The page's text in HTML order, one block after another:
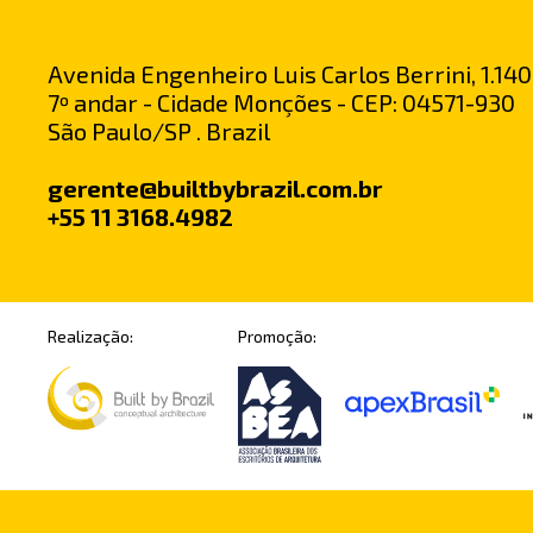
Avenida Engenheiro Luis Carlos Berrini, 1.140
7º andar - Cidade Monções - CEP: 04571-930
São Paulo/SP . Brazil
gerente@builtbybrazil.com.br
+55 11 3168.4982
Realização: Promoção: